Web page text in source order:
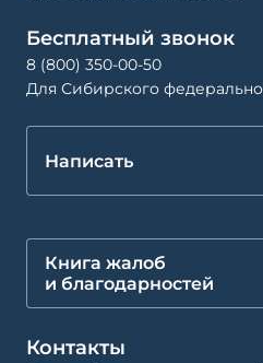
Бесплатный звонок
8 (800) 350-00-50
Для Сибирского
Написать
Книга жалоб
и благодарностей
Контакты